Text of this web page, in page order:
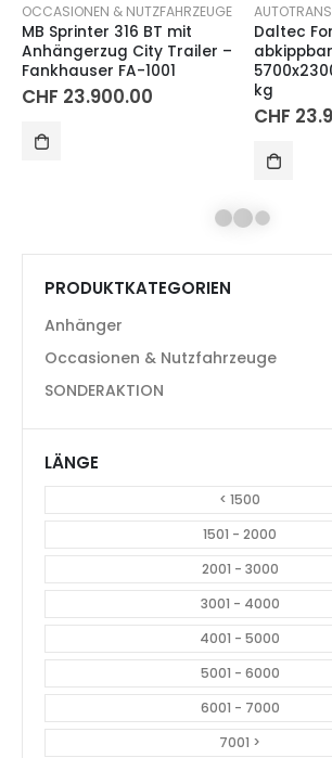
OCCASIONEN & NUTZFAHRZEUGE
MB Sprinter 316 BT mit
Anhängerzug City Trailer –
Fankhauser FA-1001
CHF 23.900.00
Daltec
kg
CHF
HOCHLADER ANHÄNGER
Daltec Cargo 35 L City
4150x2100x2300 mm, 3500
CHF22.800.00
und
Kg
CHF
550 NEU 110